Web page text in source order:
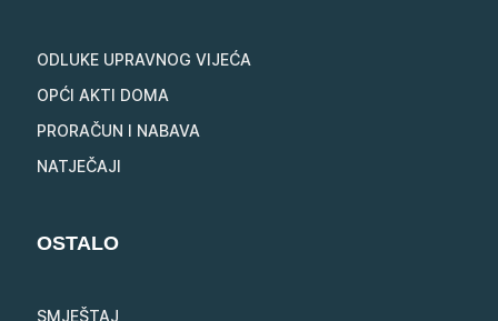
ODLUKE UPRAVNOG VIJEĆA
OPĆI AKTI DOMA
PRORAČUN I NABAVA
NATJEČAJI
OSTALO
SMJEŠTAJ